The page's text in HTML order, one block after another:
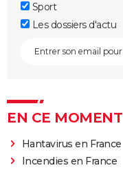
Sport
Les dossiers d'actu
EN CE MOMENT
Hantavirus en France
Incendies en France